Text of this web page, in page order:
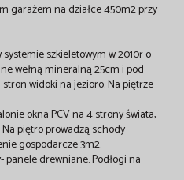
garażem na działce 450m2 przy
szkieletowym w 2010r o
wełną mineralną 25cm i pod
widoki na jezioro. Na piętrze
okna PCV na 4 strony świata,
piętro prowadzą schody
gospodarcze 3m2.
drewniane. Podłogi na